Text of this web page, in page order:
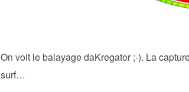
On voit le balayage daKregator ;-). La
surf…